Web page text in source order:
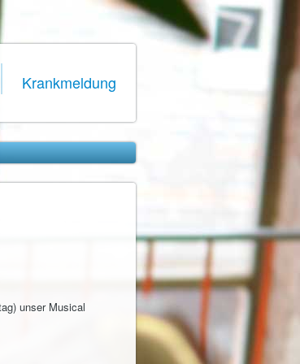
Krankmeldung
unser Musical